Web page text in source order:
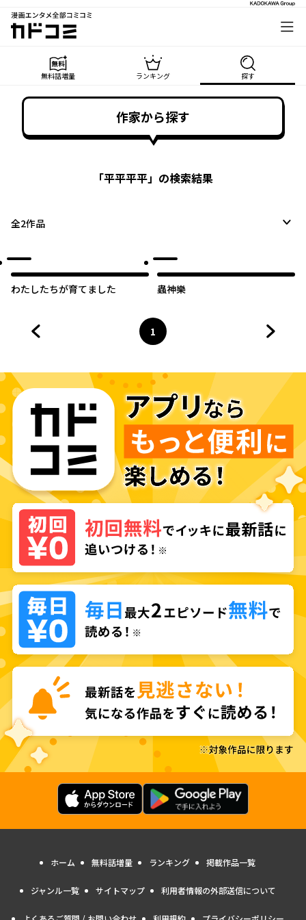
漫画エンタメ全部コミコミ
カドコミ
無料話増量 ランキング 探す
作家から探す
「平平平平」の検索結果
全2作品
わたしたちが育てました 蟲神樂
ページ
1
へ
ホーム 無料話増量 ランキング 掲載作品一覧
ジャンル一覧 サイトマップ 利用者情報の外部送信について